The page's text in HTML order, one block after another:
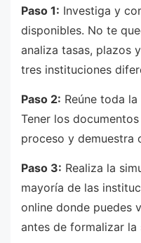
Paso 1: Investiga y
disponibles. No te
analiza tasas, plazos
tres instituciones
Paso 2: Reúne toda
Tener los
proceso y demuestra
Paso 3: Realiza la
mayoría de las
online donde puedes
antes de formalizar la